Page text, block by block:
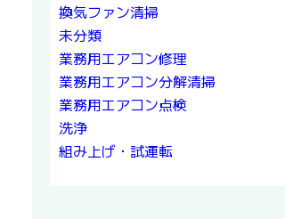
換気ファン清掃
未分類
業務用エアコン修理
業務用エアコン分解清掃
業務用エアコン点検
洗浄
組み上げ・試運転